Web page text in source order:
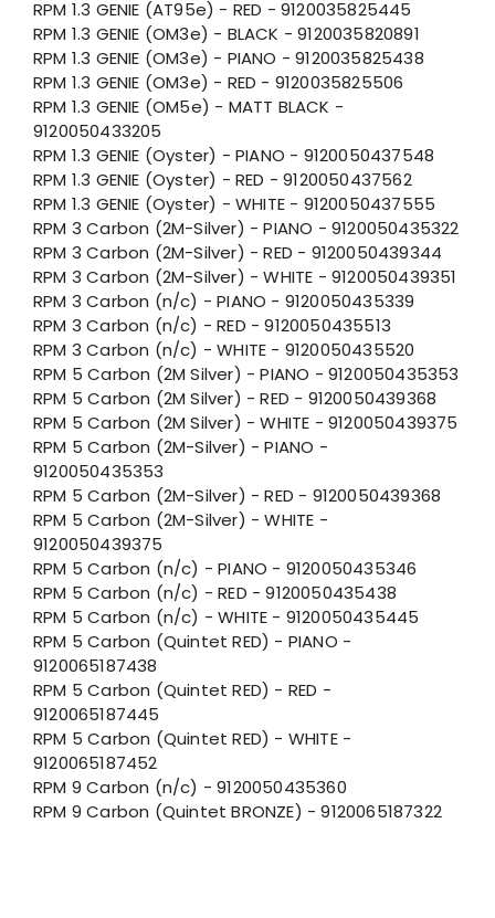
RPM 1.3 GENIE (AT95e) - RED - 9120035825445
RPM 1.3 GENIE (OM3e) - BLACK - 9120035820891
RPM 1.3 GENIE (OM3e) - PIANO - 9120035825438
RPM 1.3 GENIE (OM3e) - RED - 9120035825506
RPM 1.3 GENIE (OM5e) - MATT BLACK -
9120050433205
RPM 1.3 GENIE (Oyster) - PIANO - 9120050437548
RPM 1.3 GENIE (Oyster) - RED - 9120050437562
RPM 1.3 GENIE (Oyster) - WHITE - 9120050437555
RPM 3 Carbon (2M-Silver) - PIANO - 9120050435322
RPM 3 Carbon (2M-Silver) - RED - 9120050439344
RPM 3 Carbon (2M-Silver) - WHITE - 9120050439351
RPM 3 Carbon (n/c) - PIANO - 9120050435339
RPM 3 Carbon (n/c) - RED - 9120050435513
RPM 3 Carbon (n/c) - WHITE - 9120050435520
RPM 5 Carbon (2M Silver) - PIANO - 9120050435353
RPM 5 Carbon (2M Silver) - RED - 9120050439368
RPM 5 Carbon (2M Silver) - WHITE - 9120050439375
RPM 5 Carbon (2M-Silver) - PIANO -
9120050435353
RPM 5 Carbon (2M-Silver) - RED - 9120050439368
RPM 5 Carbon (2M-Silver) - WHITE -
9120050439375
RPM 5 Carbon (n/c) - PIANO - 9120050435346
RPM 5 Carbon (n/c) - RED - 9120050435438
RPM 5 Carbon (n/c) - WHITE - 9120050435445
RPM 5 Carbon (Quintet RED) - PIANO -
9120065187438
RPM 5 Carbon (Quintet RED) - RED -
9120065187445
RPM 5 Carbon (Quintet RED) - WHITE -
9120065187452
RPM 9 Carbon (n/c) - 9120050435360
RPM 9 Carbon (Quintet BRONZE) - 9120065187322